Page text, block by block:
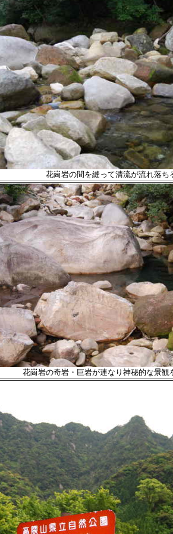
花崗岩の間を縫って清流が流れ落ち
花崗岩の奇岩・巨岩が連なり 神秘的な景観